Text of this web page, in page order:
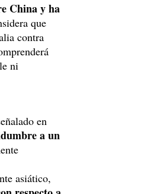
China y ha
que
contra
ni
en
a un
asiático,